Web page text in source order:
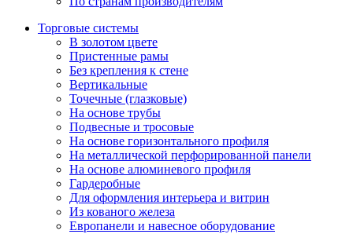
Торговые системы
В золотом цвете
Пристенные рамы
Без крепления к стене
Вертикальные
Точечные (глазковые)
На основе трубы
Подвесные и тросовые
На основе горизонтального профиля
На металлической перфорированной панели
На основе алюминевого профиля
Гардеробные
Для оформления интерьера и витрин
Из кованого железа
Европанели и навесное оборудование